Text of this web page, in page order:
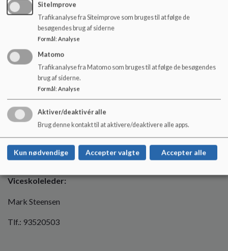
Tlf.: 93520502
Viceskoleleder:
Mark Steensen
Tlf.: 93520503
SiteImprove
Trafikanalyse fra Siteimprove som bruges til at følge de
besøgendes brug af siderne
Formål: Analyse
Matomo
Trafikanalyse fra Matomo som bruges til at følge de besøgendes
brug af siderne.
Formål: Analyse
Aktiver/deaktivér alle
Brug denne kontakt til at aktivere/deaktivere alle apps.
Kun nødvendige Accepter valgte Accepter alle